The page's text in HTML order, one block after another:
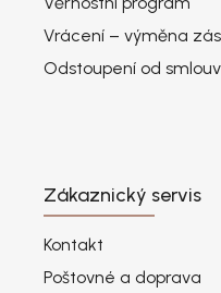
Vrácení – výměna
Odstoupení od
Zákaznický servis
Kontakt
Poštovné a doprava